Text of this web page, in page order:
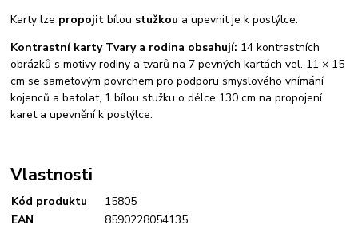
Karty lze propojitbílou stužkou a upevnit je k postýlce.
Kontrastní karty Tvary a rodina obsahují: 14 kontrastních
obrázků s motivy rodiny a tvarů na 7 pevných kartách vel. 11 × 15
cm se sametovým povrchem pro podporu smyslového vnímání
kojenců a batolat, 1 bílou stužku o délce 130 cm na propojení
karet a upevnění k postýlce.
Vlastnosti
Kód produktu
15805
EAN
8590228054135